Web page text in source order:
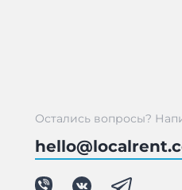
Остались вопросы?